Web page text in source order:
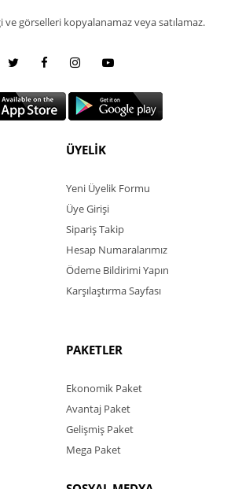
ve görselleri kopyalanamaz veya satılamaz.
ÜYELİK
Yeni Üyelik Formu
Üye Girişi
Sipariş Takip
Hesap Numaralarımız
Ödeme Bildirimi Yapın
Karşılaştırma Sayfası
PAKETLER
Ekonomik Paket
Avantaj Paket
Gelişmiş Paket
Mega Paket